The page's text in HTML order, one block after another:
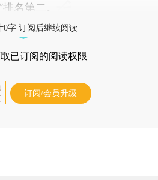
名第二。
0字 订阅后继续阅读
已订阅的阅读权限
订阅/会员升级